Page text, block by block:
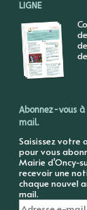
LIGNE
Abonnez-vous
mail.
Saisissez votre
pour vous
Mairie d'Oncy-
recevoir une
chaque nouvel
mail.
Adresse